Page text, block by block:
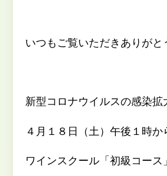
いつもご覧いただきありがと
新型コロナウイルスの感染拡
４月１８日（土）午後１時か
ワインスクール「初級コース